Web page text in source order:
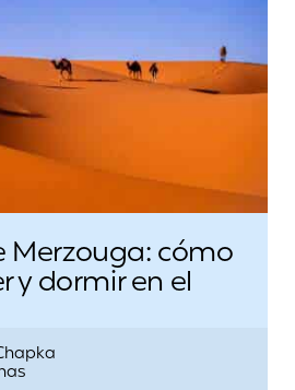
Merzouga: cómo
y dormir en el